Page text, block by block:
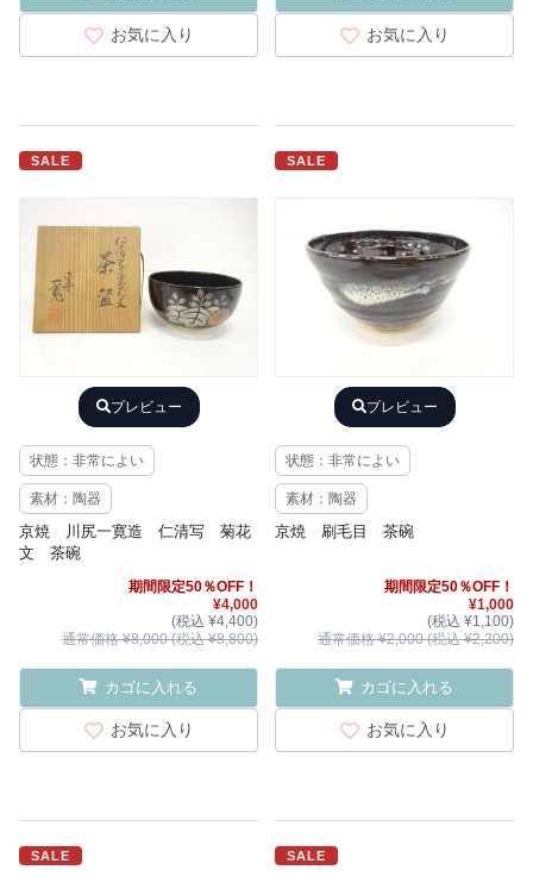
お気に入り お気に入り
SALE
プレビュー
状態：非常によい
素材：陶器
京焼 川尻一寛造 仁清写 菊花
文 茶碗
期間限定50％OFF！
¥4,000
(税込 ¥4,400)
通常価格 ¥8,000 (税込 ¥8,800)
カゴに入れる
お気に入り
SALE
プレビュー
状態：非常によい
素材：陶器
京焼 刷毛目 茶碗
期間限定50％OFF！
¥1,000
(税込 ¥1,100)
通常価格 ¥2,000 (税込 ¥2,200)
カゴに入れる
お気に入り
SALE SALE